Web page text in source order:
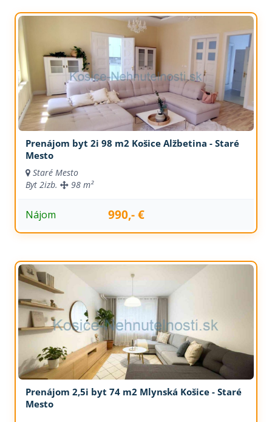
Prenájom byt 2i 98 m2 Košice Alžbetina - Staré
Mesto
Staré Mesto
Byt 2izb. 98 m²
Nájom 990,- €
Prenájom 2,5i byt 74 m2 Mlynská Košice - Staré
Mesto